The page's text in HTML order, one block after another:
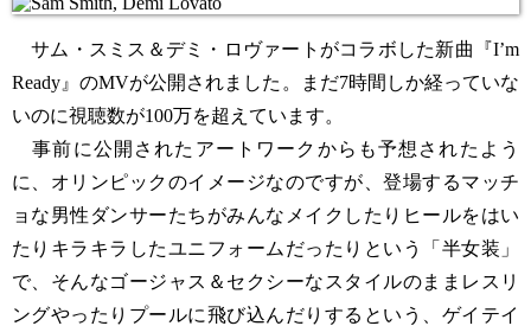
サム・スミス＆デミ・ロヴァートがコラボした新曲『I’m
Ready』のMVが公開されました。まだ7時間しか経っていな
いのに視聴数が100万を超えています。
事前に公開されたアートワークからも予想されたよう
に、オリンピックのイメージなのですが、登場するマッチ
ョな男性ダンサーたちがみんなメイクしたりヒールをはい
たりキラキラしたユニフォームだったりという「半女装」
で、そんなゴージャス＆セクシーなスタイルのままレスリ
ングやったりプールに飛び込んだりするという、ゲイテイ